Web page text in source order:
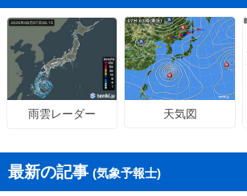
雨雲レーダー 天気図
最新の記事 (気象予報士)